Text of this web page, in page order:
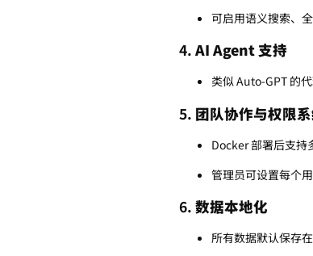
可启用语义搜索、
4. AI Agent 支持
类似 Auto-GPT 的
5. 团队协作与权限
Docker 部署后支持
管理员可设置每个
6. 数据本地化
所有数据默认保存